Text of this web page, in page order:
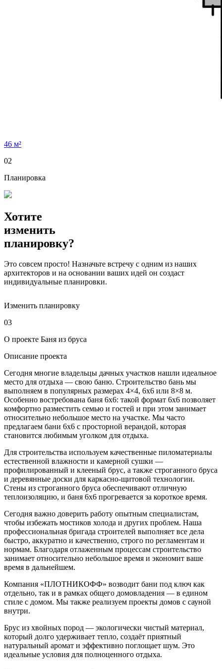
46 м²
02
Планировка
Хотите
изменить
планировку?
Это совсем просто! Назначьте встречу с одним из наших
архитекторов и на основании ваших идей он создаст
индивидуальные планировки.
Изменить планировку
03
О проекте Баня из бруса
Описание проекта
Сегодня многие владельцы дачных участков нашли идеальное
место для отдыха — свою баню. Строительство бань мы
выполняем в популярных размерах 4×4, 6х6 или 8×8 м.
Особенно востребована баня 6х6: такой формат 6х6 позволяет
комфортно разместить семью и гостей и при этом занимает
относительно небольшое место на участке. Мы часто
предлагаем бани 6х6 с просторной верандой, которая
становится любимым уголком для отдыха.
Для строительства используем качественные пиломатериалы
естественной влажности и камерной сушки —
профилированный и клееный брус, а также строганного бруса
и деревянные доски для каркасно-щитовой технологии.
Стены из строганного бруса обеспечивают отличную
теплоизоляцию, и баня 6х6 прогревается за короткое время.
Сегодня важно доверить работу опытным специалистам,
чтобы избежать мостиков холода и других проблем. Наша
профессиональная бригада строителей выполняет все дела
быстро, аккуратно и качественно, строго по регламентам и
нормам. Благодаря отлаженным процессам строительство
занимает относительно небольшое время и экономит ваше
время в дальнейшем.
Компания «ПЛОТНИКОФФ» возводит бани под ключ как
отдельно, так и в рамках общего домовладения — в едином
стиле с домом. Мы также реализуем проекты домов с сауной
внутри.
Брус из хвойных пород — экологически чистый материал,
который долго удерживает тепло, создаёт приятный
натуральный аромат и эффективно поглощает шум. Это
идеальные условия для полноценного отдыха.